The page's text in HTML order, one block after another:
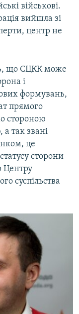
військові.
вийшла зі
центр не
що СЦКК може
і
формувань,
прямого
стороною
а так звані
це
сторони
Центру
суспільства